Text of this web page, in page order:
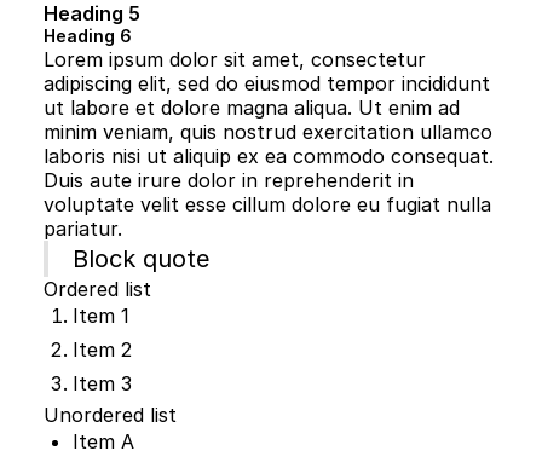
Heading 5
Heading 6
Lorem ipsum dolor sit amet, consectetur
adipiscing elit, sed do eiusmod tempor incididunt
ut labore et dolore magna aliqua. Ut enim ad
minim veniam, quis nostrud exercitation ullamco
laboris nisi ut aliquip ex ea commodo consequat.
Duis aute irure dolor in reprehenderit in
voluptate velit esse cillum dolore eu fugiat nulla
pariatur.
Block quote
Ordered list
Item 1
Item 2
Item 3
Unordered list
Item A